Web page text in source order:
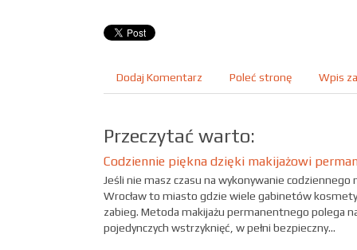
Dodaj Komentarz Poleć stronę Wpis
Przeczytać warto:
Codziennie piękna dzięki makijażowi
Jeśli nie masz czasu na wykonywanie
Wrocław to miasto gdzie wiele gabinetów
zabieg. Metoda makijażu permanentnego polega
pojedynczych wstrzyknięć, w pełni bezpieczny...